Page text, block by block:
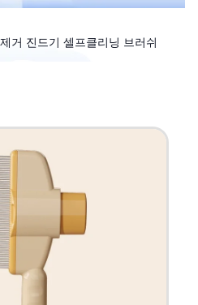
거 진드기 셀프클리닝 브러쉬